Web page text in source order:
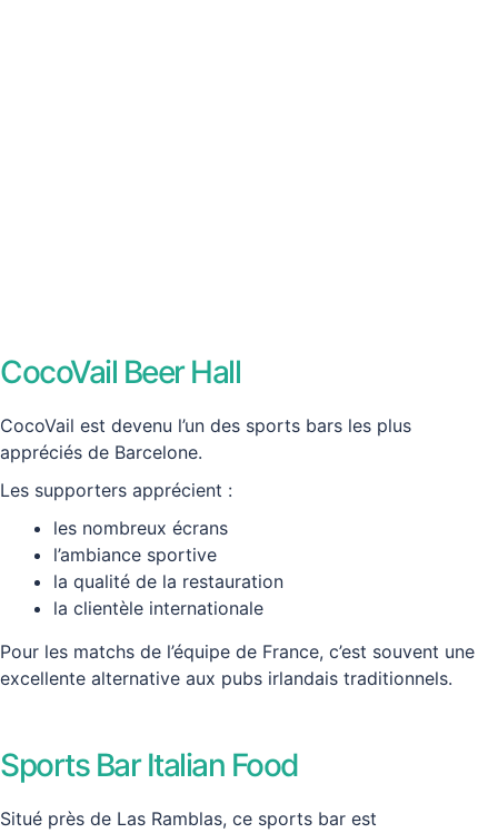
CocoVail Beer Hall
CocoVail est devenu l’un des sports bars les plus
appréciés de Barcelone.
Les supporters apprécient :
les nombreux écrans
l’ambiance sportive
la qualité de la restauration
la clientèle internationale
Pour les matchs de l’équipe de France, c’est souvent une
excellente alternative aux pubs irlandais traditionnels.
Sports Bar Italian Food
Situé près de Las Ramblas, ce sports bar est